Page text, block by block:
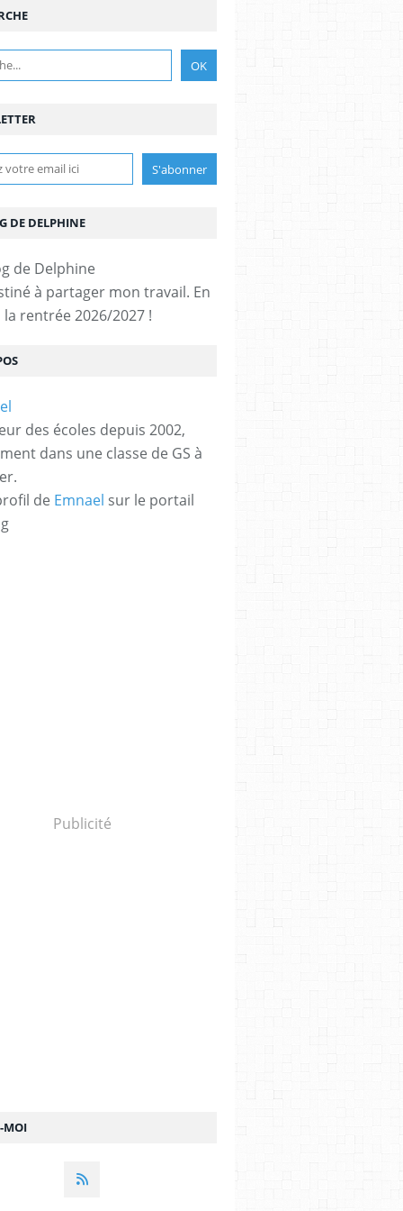
MOI
DE DELPHINE
à partager mon travail. En
la rentrée 2026/2027 !
des écoles depuis 2002,
dans une classe de GS à
de Emnael sur le portail
Publicité